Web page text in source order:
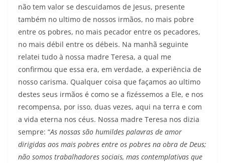
não tem valor se descuidamos de Jesus, presente
também no ultimo de nossos irmãos, no mais pobre
entre os pobres, no mais pecador entre os pecadores,
no mais débil entre os débeis. Na manhã seguinte
relatei tudo à nossa madre Teresa, a qual me
confirmou que essa era, em verdade, a experiência de
nosso carisma. Qualquer coisa que façamos ao ultimo
destes seus irmãos é como se a fizéssemos a Ele, e nos
recompensa, por isso, duas vezes, aqui na terra e com
a vida eterna nos céus. Nossa madre Teresa nos dizia
sempre: “As nossas são humildes palavras de amor
dirigidas aos mais pobres entre os pobres na obra de Deus;
não somos trabalhadores sociais, mas contemplativas que